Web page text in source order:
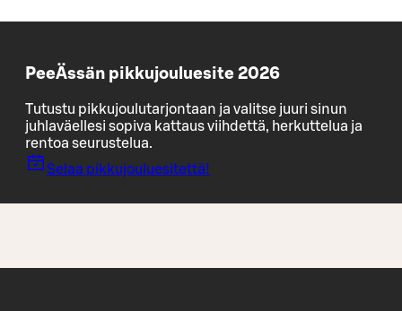
PeeÄssän pikkujouluesite 2026
Tutustu pikkujoulutarjontaan ja valitse juuri sinun
juhlaväellesi sopiva kattaus viihdettä, herkuttelua ja
rentoa seurustelua.
Selaa pikkujouluesitettä!